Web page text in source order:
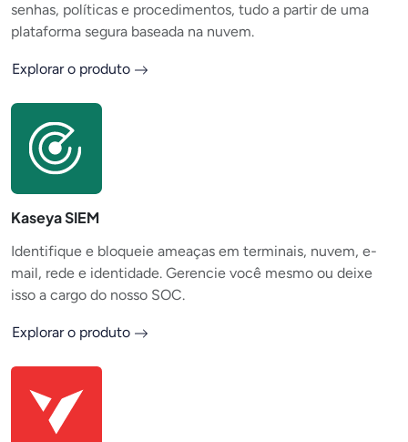
senhas, políticas e procedimentos, tudo a partir de uma
plataforma segura baseada na nuvem.
Explorar o produto
Kaseya SIEM
Identifique e bloqueie ameaças em terminais, nuvem, e-
mail, rede e identidade. Gerencie você mesmo ou deixe
isso a cargo do nosso SOC.
Explorar o produto